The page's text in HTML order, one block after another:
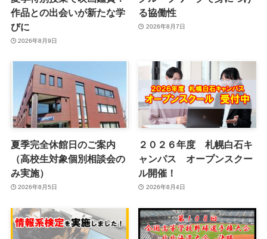
作品との出会いが新たな学
びに
2026年8月9日
る協働性
2026年8月7日
夏季完全休館日のご案内
（高校生対象個別相談会の
み実施）
2026年8月5日
２０２６年度 札幌白石キ
ャンパス オープンスクー
ル開催！
2026年8月4日